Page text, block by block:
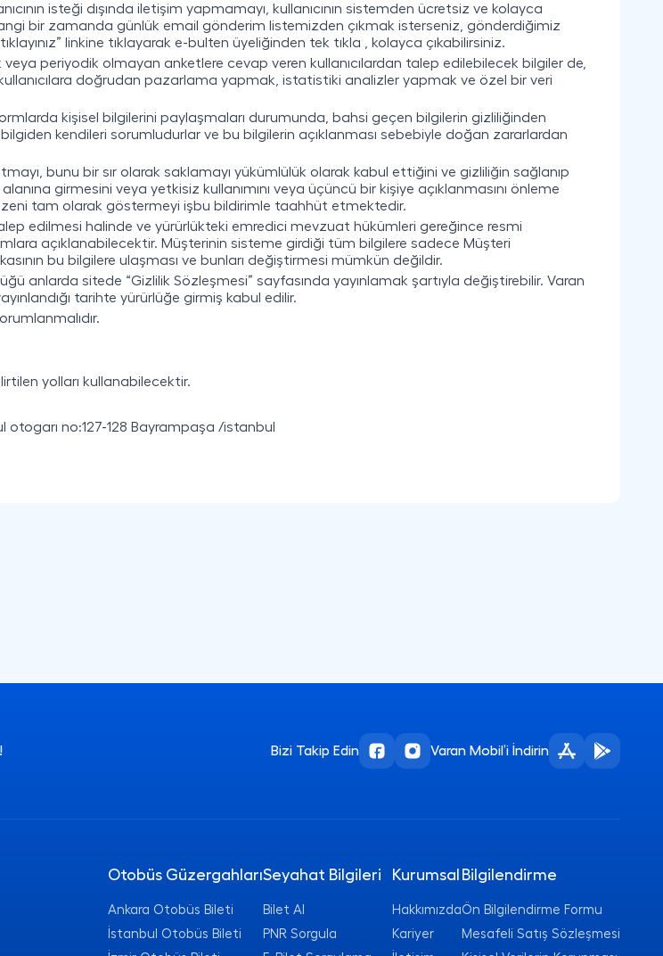
isteği dışında iletişim yapmamayı, kullanıcının sistemden ücretsiz ve kolayca
bir zamanda günlük email gönderim listemizden çıkmak isterseniz, gönderdiğimiz
linkine tıklayarak e-bulten üyeliğinden tek tıkla , kolayca çıkabilirsiniz.
periyodik olmayan anketlere cevap veren kullanıcılardan talep edilebilecek bilgiler de,
doğrudan pazarlama yapmak, istatistiki analizler yapmak ve özel bir veri
kişisel bilgilerini paylaşmaları durumunda, bahsi geçen bilgilerin gizliliğinden
kendileri sorumludurlar ve bu bilgilerin açıklanması sebebiyle doğan zararlardan
bunu bir sır olarak saklamayı yükümlülük olarak kabul ettiğini ve gizliliğin sağlanıp
girmesini veya yetkisiz kullanımını veya üçüncü bir kişiye açıklanmasını önleme
tam olarak göstermeyi işbu bildirimle taahhüt etmektedir.
edilmesi halinde ve yürürlükteki emredici mevzuat hükümleri gereğince resmi
açıklanabilecektir. Müşterinin sisteme girdiği tüm bilgilere sadece Müşteri
bu bilgilere ulaşması ve bunları değiştirmesi mümkün değildir.
anlarda sitede “Gizlilik Sözleşmesi” sayfasında yayınlamak şartıyla değiştirebilir. Varan
tarihte yürürlüğe girmiş kabul edilir.
yolları kullanabilecektir.
no:127-128 Bayrampaşa /istanbul
Bizi Takip Edin Varan Mobil’i İndirin
Otobüs Güzergahları
Ankara Otobüs Bileti
İstanbul Otobüs Bileti
Seyahat Bilgileri
Bilet Al
PNR Sorgula
Kurumsal
Hakkımızda
Kariyer
Bilgilendirme
Ön Bilgilendirme Formu
Mesafeli Satış Sözleşmesi